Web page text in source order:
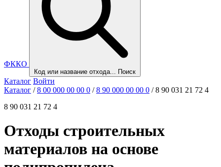
ФККО
Код или название отхода... Поиск
Каталог Войти
Каталог / 8 00 000 00 00 0 / 8 90 000 00 00 0 / 8 90 031 21 72 4
8 90 031 21 72 4
Отходы строительных
материалов на основе